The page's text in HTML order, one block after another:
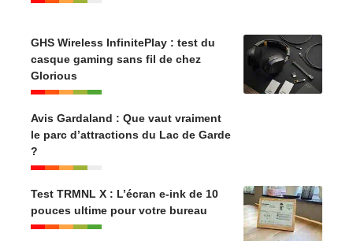
GHS Wireless InfinitePlay : test du
casque gaming sans fil de chez
Glorious
Avis Gardaland : Que vaut vraiment
le parc d’attractions du Lac de Garde
?
Test TRMNL X : L’écran e-ink de 10
pouces ultime pour votre bureau